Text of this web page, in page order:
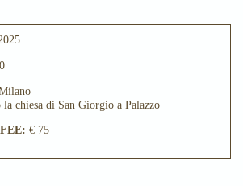
la chiesa di San Giorgio a Palazzo
€ 75